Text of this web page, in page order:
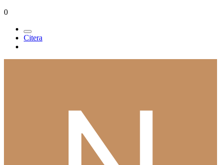
0
Citera